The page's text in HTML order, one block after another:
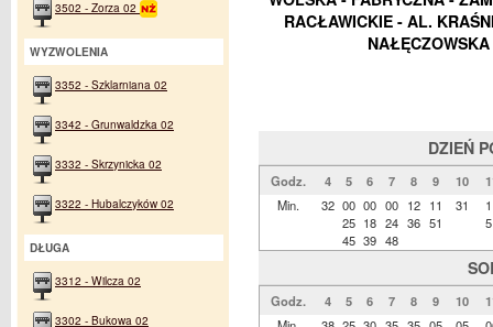
RACŁAWICKIE - AL.
DZIEŃ
Godz. 4 5 6 7 8 9 10
Min.
32 00
25
45
00
18
39
00
24
48
12
36
11
51
31
Godz. 4 5 6 7 8 9 10
3502 - Zorza 02
WYZWOLENIA
3352 - Szklarniana 02
3342 - Grunwaldzka 02
3332 - Skrzynicka 02
3322 - Hubalczyków 02
DŁUGA
3312 - Wilcza 02
3302 - Bukowa 02